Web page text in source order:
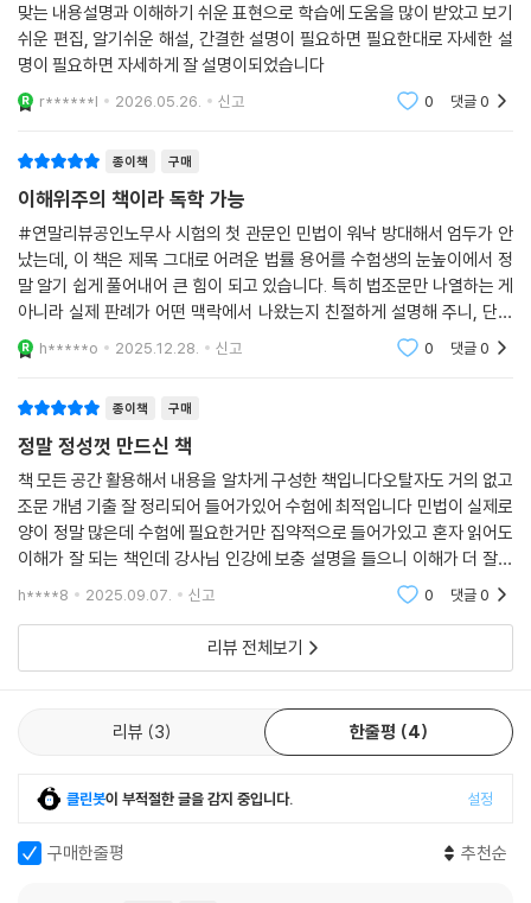
맞는 내용설명과 이해하기 쉬운 표현으로 학습에 도움을 많이 받았고 보기
쉬운 편집, 알기쉬운 해설, 간결한 설명이 필요하면 필요한대로 자세한 설
명이 필요하면 자세하게 잘 설명이되었습니다
r******l 2026.05.26. 신고 0 댓글0
종이책 구매
이해위주의 책이라 독학 가능
#연말리뷰공인노무사 시험의 첫 관문인 민법이 워낙 방대해서 엄두가 안
났는데, 이 책은 제목 그대로 어려운 법률 용어를 수험생의 눈높이에서 정
말 알기 쉽게 풀어내어 큰 힘이 되고 있습니다. 특히 법조문만 나열하는 게
아니라 실제 판례가 어떤 맥락에서 나왔는지 친절하게 설명해 주니, 단순
암기가 아닌 논리적인 이해가 가능해졌습니다.
h*****o 2025.12.28. 신고 0 댓글0
종이책 구매
정말 정성껏 만드신 책
책 모든 공간 활용해서 내용을 알차게 구성한 책입니다오탈자도 거의 없고
조문 개념 기출 잘 정리되어 들어가있어 수험에 최적입니다 민법이 실제로
양이 정말 많은데 수험에 필요한거만 집약적으로 들어가있고 혼자 읽어도
이해가 잘 되는 책인데 강사님 인강에 보충 설명을 들으니 이해가 더 잘되
네요!
h****8 2025.09.07. 신고 0 댓글0
리뷰 전체보기
리뷰 3 한줄평 4
클린봇이 부적절한 글을 감지 중입니다. 설정
구매한줄평 추천순